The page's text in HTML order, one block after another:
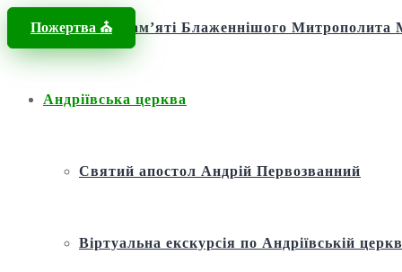
Фонд пам’яті Блаженнішого
Андріївська церква
Святий апостол Андрій Первозванний
Віртуальна екскурсія по Андріївській
Пожертва ⛪️